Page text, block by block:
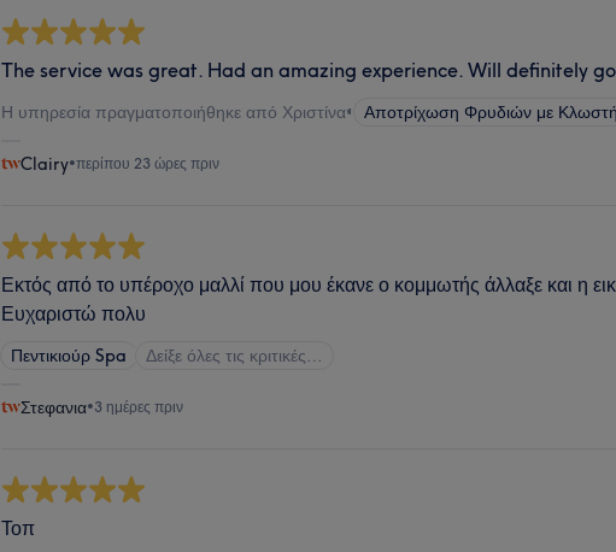
The service was great. Had an amazing experience. Will definitely
Η υπηρεσία πραγματοποιήθηκε από Χριστίνα• Αποτρίχωση Φρυδιών με Κλωστή
Clairy•περίπου 23 ώρες πριν
Εκτός από το υπέροχο μαλλί που μου έκανε ο κομμωτής άλλαξε και η
Ευχαριστώ πολυ
Πεντικιούρ Spa Δείξε όλες τις κριτικές…
Στεφανια•3 ημέρες πριν
Τοπ